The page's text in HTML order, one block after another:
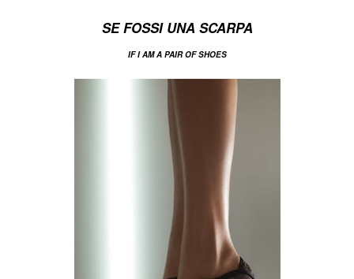
SE FOSSI UNA SCARPA
IF I AM A PAIR OF SHOES